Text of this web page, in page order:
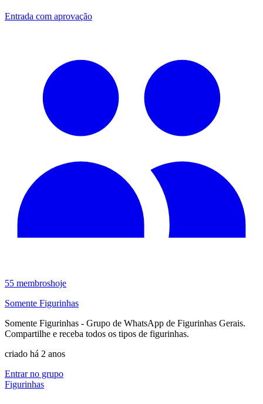
Entrada com aprovação
55 membroshoje
Somente Figurinhas
Somente Figurinhas - Grupo de WhatsApp de Figurinhas Gerais.
Compartilhe e receba todos os tipos de figurinhas.
criado há 2 anos
Entrar no grupo
Figurinhas